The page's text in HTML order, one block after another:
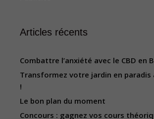
Articles récents
Combattre l’anxiété avec le CBD en
Transformez votre jardin en paradis
!
Le bon plan du moment
Concours : gagnez vos cours